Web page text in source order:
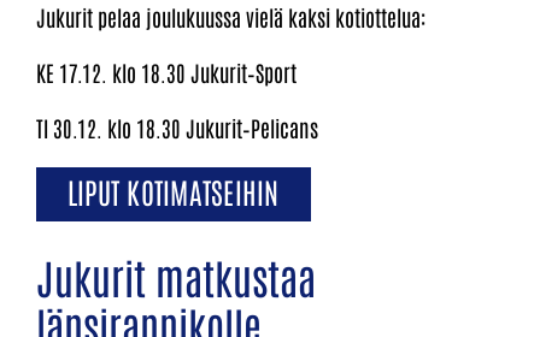
Jukurit pelaa joulukuussa vielä kaksi kotiottelua:
KE 17.12. klo 18.30 Jukurit–Sport
TI 30.12. klo 18.30 Jukurit–Pelicans
LIPUT KOTIMATSEIHIN
Jukurit matkustaa
länsirannikolle